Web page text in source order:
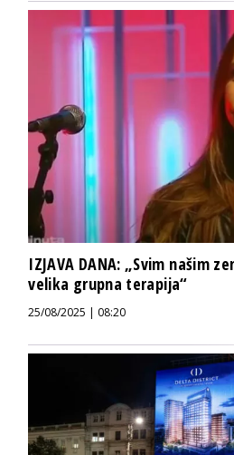
IZJAVA DANA: „Svim našim
velika grupna terapija“
25/08/2025 | 08:20